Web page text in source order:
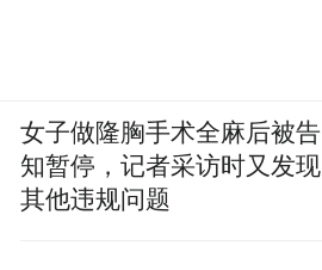
女子做隆胸手术全麻后被告
知暂停，记者采访时又发现
其他违规问题